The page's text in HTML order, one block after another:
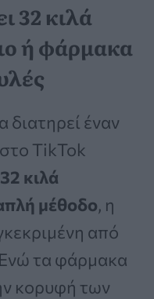
32 κιλά
ή φάρμακα
έναν
TikTok
κιλά
μέθοδο, η
από
Ενώ τα φάρμακα
κορυφή των